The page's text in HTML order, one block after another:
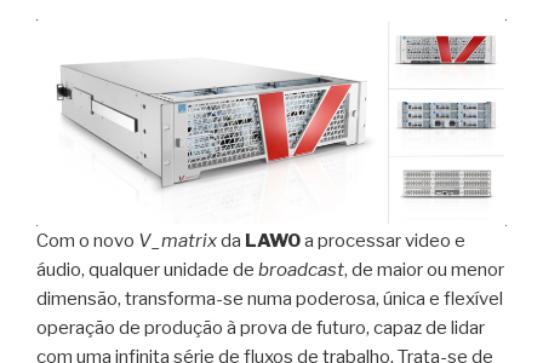
Com o novo V_matrixda LAWOa processar video e
áudio, qualquer unidade de broadcast, de maior ou menor
dimensão, transforma-se numa poderosa, única e flexível
operação de produção à prova de futuro, capaz de lidar
com uma infinita série de fluxos de trabalho. Trata-se de